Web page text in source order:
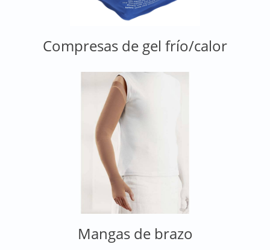
Compresas de gel frío/calor
Mangas de brazo